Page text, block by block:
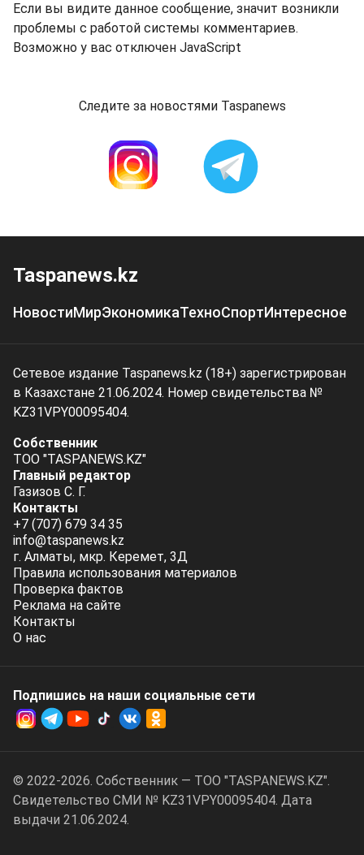
Если вы видите данное сообщение, значит возникли
проблемы с работой системы комментариев.
Возможно у вас отключен JavaScript
Следите за новостями Taspanews
Taspanews.kz
НовостиМирЭкономикаТехноСпортИнтересное
Сетевое издание Taspanews.kz (18+) зарегистрирован
в Казахстане 21.06.2024. Номер свидетельства №
KZ31VPY00095404.
Собственник
ТОО "TASPANEWS.KZ"
Главный редактор
Газизов С. Г.
Контакты
+7 (707) 679 34 35
info@taspanews.kz
г. Алматы, мкр. Керемет, 3Д
Правила использования материалов
Проверка фактов
Реклама на сайте
Контакты
О нас
Подпишись на наши социальные cети
© 2022-2026. Собственник — ТОО "TASPANEWS.KZ".
Cвидетельство СМИ № KZ31VPY00095404. Дата
выдачи 21.06.2024.